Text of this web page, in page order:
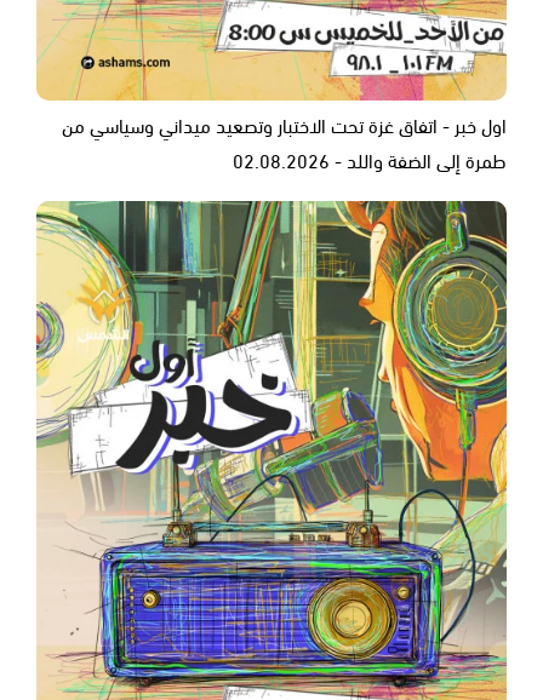
اول خبر - اتفاق غزة تحت الاختبار وتصعيد ميداني وسياسي من
طمرة إلى الضفة واللد - 02.08.2026